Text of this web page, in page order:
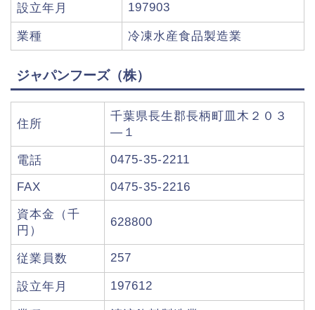
設立年月 197903
業種 冷凍水産食品製造業
ジャパンフーズ（株）
住所
千葉県長生郡長柄町皿木２０３
―１
電話 0475-35-2211
FAX 0475-35-2216
資本金（千
円）
628800
従業員数 257
設立年月 197612